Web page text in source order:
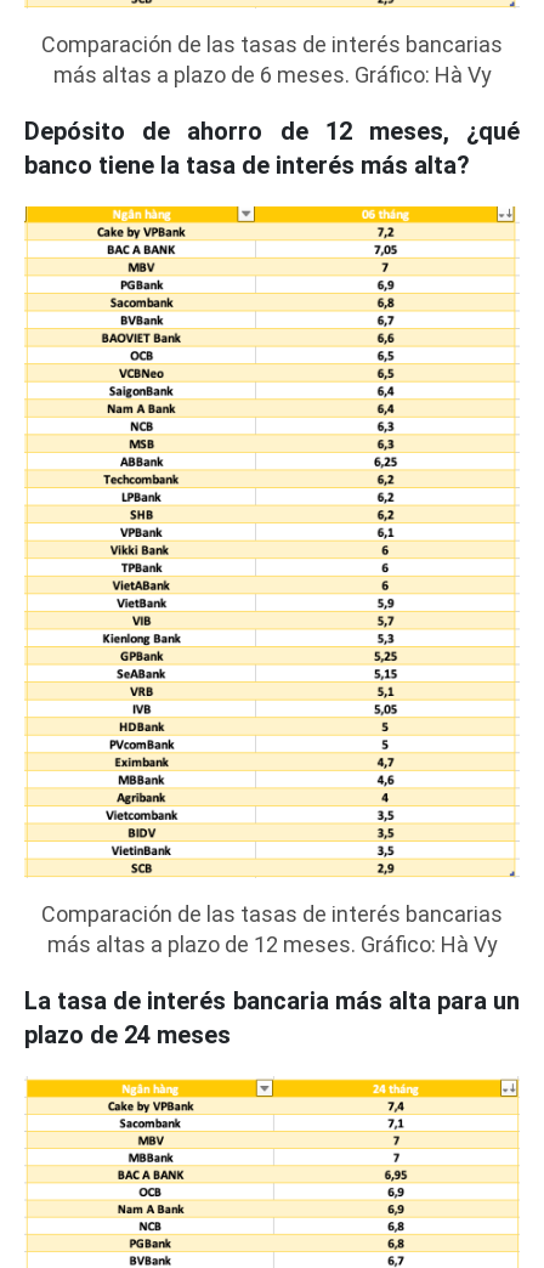
Comparación de las tasas de interés bancarias
más altas a plazo de 6 meses. Gráfico: Hà Vy
Depósito de ahorro de 12 meses, ¿qué
banco tiene la tasa de interés más alta?
Comparación de las tasas de interés bancarias
más altas a plazo de 12 meses. Gráfico: Hà Vy
La tasa de interés bancaria más alta para un
plazo de 24 meses